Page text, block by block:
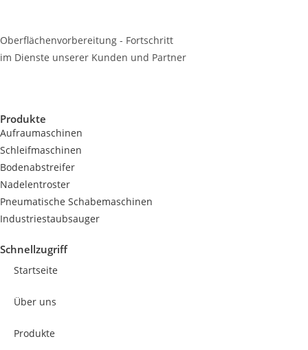
Oberflächenvorbereitung - Fortschritt
im Dienste unserer Kunden und Partner
Produkte
Aufraumaschinen
Schleifmaschinen
Bodenabstreifer
Nadelentroster
Pneumatische Schabemaschinen
Industriestaubsauger
Schnellzugriff
Startseite
Über uns
Produkte